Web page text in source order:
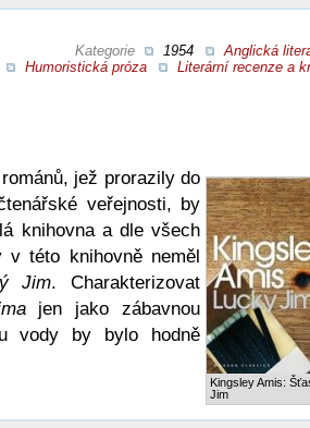
Kategorie 1954
Anglická
Humoristická próza
Literární recenze a
Kingsley Amis:
Jim
jež prorazily do
veřejnosti, by
knihovna a dle všech
v této knihovně neměl
Jim. Charakterizovat
jen jako zábavnou
vody by bylo hodně